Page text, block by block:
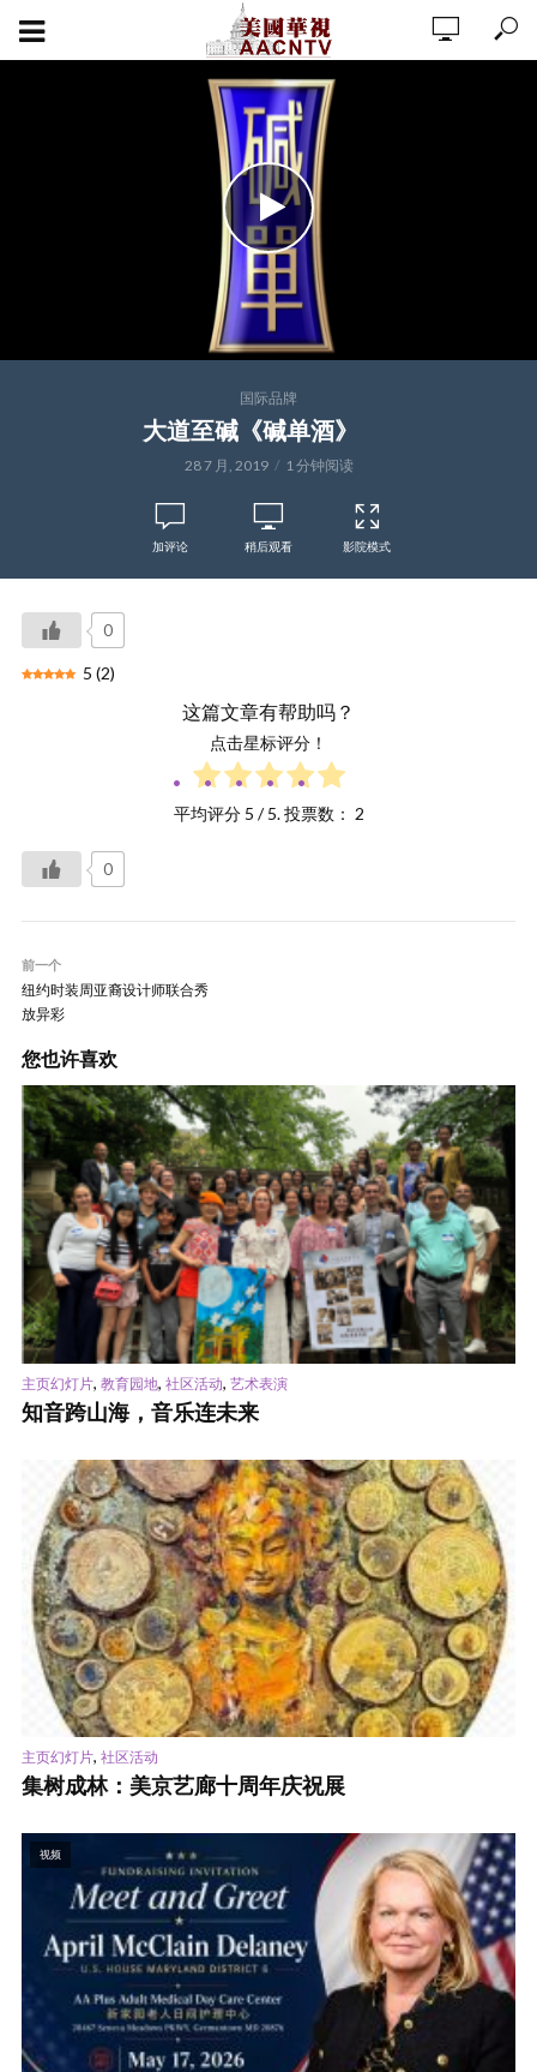
国际品牌
大道至碱《碱单酒》
28 7 月, 2019 1 分钟阅读
加评论 稍后观看 影院模式
0
5 (2)
这篇文章有帮助吗？
点击星标评分！
平均评分 5 / 5. 投票数： 2
0
前一个
纽约时装周亚裔设计师联合秀
放异彩
您也许喜欢
主页幻灯片, 教育园地, 社区活动, 艺术表演
知音跨山海，音乐连未来
主页幻灯片, 社区活动
集树成林：美京艺廊十周年庆祝展
视频